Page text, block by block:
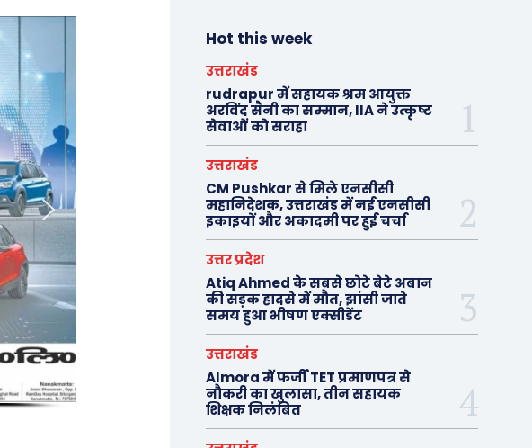
Hot this week
उत्तराखंड
rudrapur में सहायक श्रम आयुक्त
अरविंद सैनी का सम्मान, IIA ने उत्कृष्ट
सेवाओं को सराहा
उत्तराखंड
CM Pushkar से मिले एनसीसी
महानिदेशक, उत्तराखंड में नई एनसीसी
इकाइयों और अकादमी पर हुई चर्चा
उत्तर प्रदेश
Atiq Ahmed के सबसे छोटे बेटे अबान
की सड़क हादसे में मौत, झांसी जाते
समय हुआ भीषण एक्सीडेंट
उत्तराखंड
Almora में फर्जी TET प्रमाणपत्र से
नौकरी का खुलासा, तीन सहायक
शिक्षक निलंबित